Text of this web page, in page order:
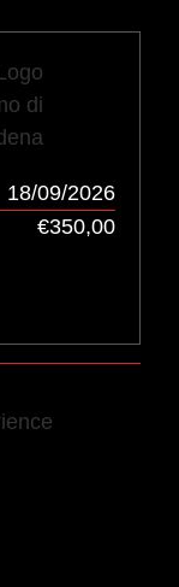
18/09/2026
€350,00